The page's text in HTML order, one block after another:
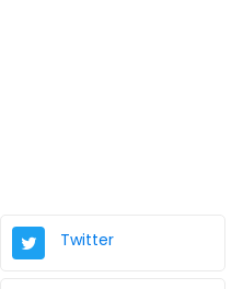
Twitter